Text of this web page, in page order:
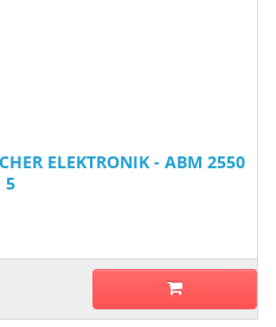
ELEKTRONIK - ABM 2550
5